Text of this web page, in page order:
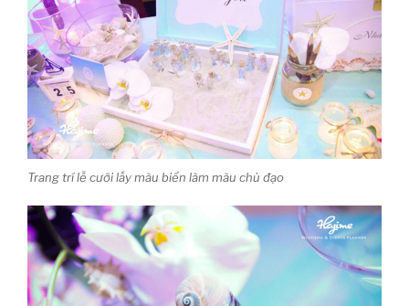
Trang trí lễ cưới lấy màu biển làm màu chủ đạo